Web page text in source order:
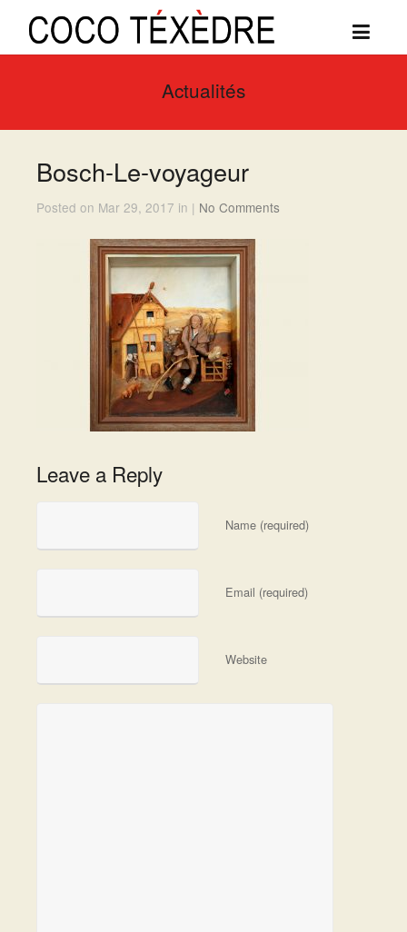
Actualités
Bosch-Le-voyageur
Posted on Mar 29, 2017 in | No Comments
Leave a Reply
Name (required)
Email (required)
Website